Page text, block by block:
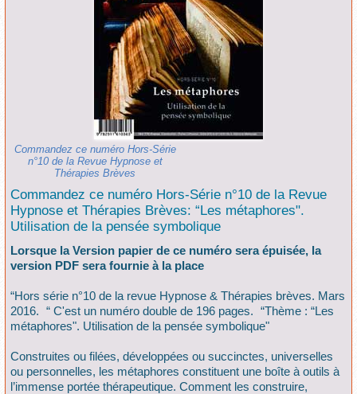
Commandez ce numéro Hors-Série
n°10 de la Revue Hypnose et
Thérapies Brèves
Commandez ce numéro Hors-Série n°10 de la Revue
Hypnose et Thérapies Brèves: “Les métaphores".
Utilisation de la pensée symbolique
Lorsque la Version papier de ce numéro sera épuisée, la
version PDF sera fournie à la place
“Hors série n°10 de la revue Hypnose & Thérapies brèves. Mars
2016. “ C'est un numéro double de 196 pages. “Thème : “Les
métaphores". Utilisation de la pensée symbolique"
Construites ou filées, développées ou succinctes, universelles
ou personnelles, les métaphores constituent une boîte à outils à
l’immense portée thérapeutique. Comment les construire,